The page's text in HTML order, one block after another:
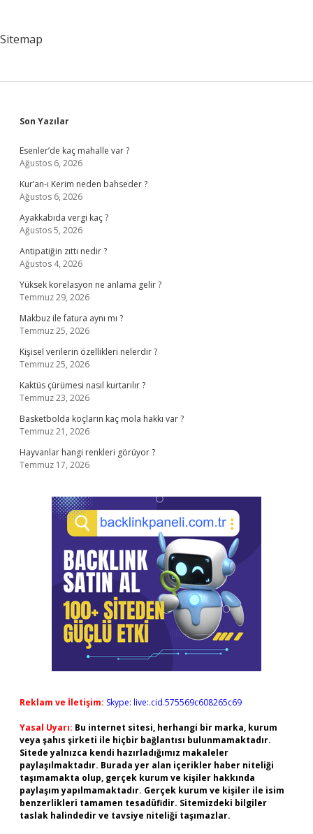
Sitemap
Sidebar
Son Yazılar
Esenler’de kaç mahalle var ?
Ağustos 6, 2026
Kur’an-ı Kerim neden bahseder ?
Ağustos 6, 2026
Ayakkabıda vergi kaç ?
Ağustos 5, 2026
Antipatiğin zıttı nedir ?
Ağustos 4, 2026
Yüksek korelasyon ne anlama gelir ?
Temmuz 29, 2026
Makbuz ile fatura aynı mı ?
Temmuz 25, 2026
Kişisel verilerin özellikleri nelerdir ?
Temmuz 25, 2026
Kaktüs çürümesi nasıl kurtarılır ?
Temmuz 23, 2026
Basketbolda koçların kaç mola hakkı var ?
Temmuz 21, 2026
Hayvanlar hangi renkleri görüyor ?
Temmuz 17, 2026
Reklam ve İletişim: Skype: live:.cid.575569c608265c69
Yasal Uyarı: Bu internet sitesi, herhangi bir marka, kurum
veya şahıs şirketi ile hiçbir bağlantısı bulunmamaktadır.
Sitede yalnızca kendi hazırladığımız makaleler
paylaşılmaktadır. Burada yer alan içerikler haber niteliği
taşımamakta olup, gerçek kurum ve kişiler hakkında
paylaşım yapılmamaktadır. Gerçek kurum ve kişiler ile isim
benzerlikleri tamamen tesadüfidir. Sitemizdeki bilgiler
taslak halindedir ve tavsiye niteliği taşımazlar.